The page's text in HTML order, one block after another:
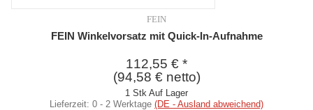
FEIN
FEIN Winkelvorsatz mit Quick-In-Aufnahme
112,55 € *
(94,58 € netto)
1 Stk Auf Lager
Lieferzeit: 0 - 2 Werktage (DE - Ausland abweichend)